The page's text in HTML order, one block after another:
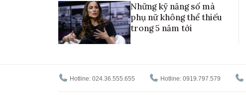
Những kỹ năng số mà
phụ nữ không thể thiếu
trong 5 năm tới
Hotline: 024.36.555.655 Hotline: 0919.797.579